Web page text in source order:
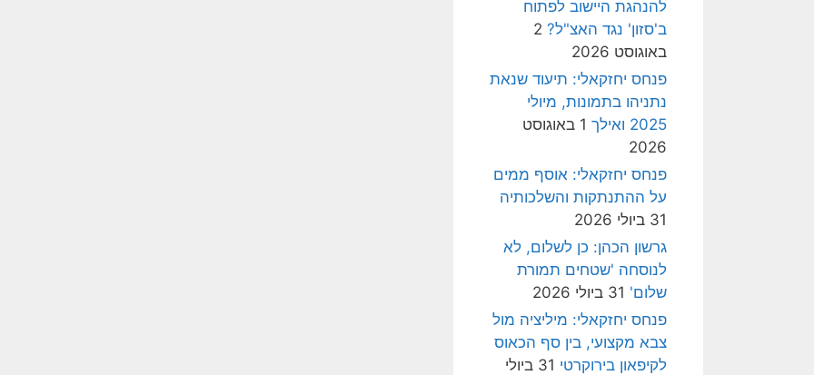
להנהגת היישוב לפתוח
ב'סזון' נגד האצ"ל? 2
באוגוסט 2026
פנחס יחזקאלי: תיעוד שנאת
נתניהו בתמונות, מיולי
2025 ואילך
1 באוגוסט
2026
פנחס יחזקאלי: אוסף ממים
על ההתנתקות והשלכותיה
31 ביולי 2026
גרשון הכהן: כן לשלום, לא
לנוסחה 'שטחים תמורת
שלום' 31 ביולי 2026
פנחס יחזקאלי: מיליציה מול
צבא מקצועי, בין סף הכאוס
לקיפאון בירוקרטי
31 ביולי